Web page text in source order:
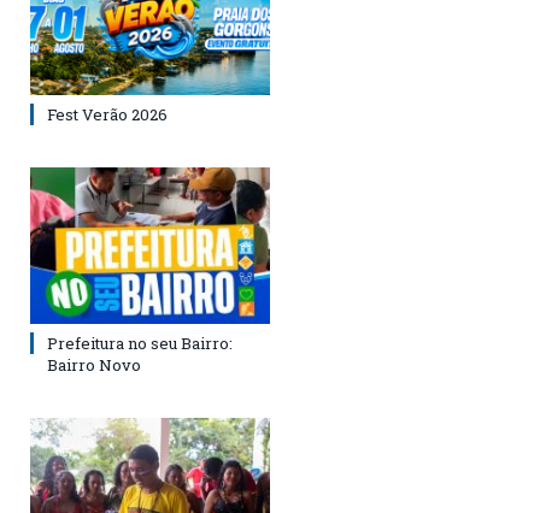
Fest Verão 2026
Prefeitura no seu Bairro:
Bairro Novo